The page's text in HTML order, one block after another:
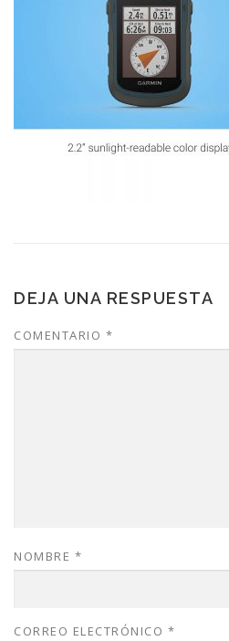
DEJA UNA RESPUESTA
COMENTARIO *
NOMBRE *
CORREO ELECTRÓNICO *